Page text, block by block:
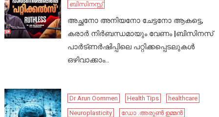
ബിസിനസ്സ്
അച്ഛനോ അനിയനോ ചേട്ടനോ ആകട്ടെ,
കരാർ നിർബന്ധമായും വേണം |ബിസിനസ്
പാർട്ണർഷിപ്പിലെ പറ്റിക്കപ്പെടലുകൾ
ഒഴിവാക്കാം..
Dr Arun Oommen Health Tips
healthcare
Neuroplasticity
ഡോ .അരുൺ ഉമ്മൻ